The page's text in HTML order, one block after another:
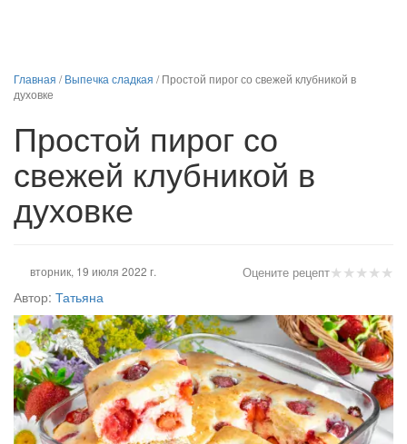
Главная /Выпечка сладкая /Простой пирог со свежей клубникой в
духовке
Простой пирог со
свежей клубникой в
духовке
★★★★★
Оцените рецепт
вторник, 19 июля 2022 г.
Автор: Татьяна